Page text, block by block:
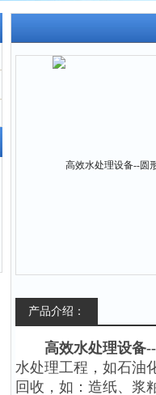
产品介绍：
高效水处理设备
水处理工程，如石油
回收，如：造纸、浆